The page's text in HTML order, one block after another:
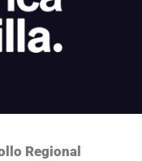
Regional